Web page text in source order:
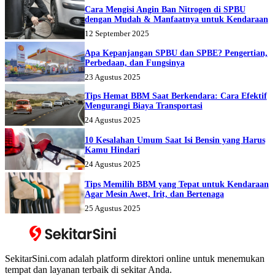
Cara Mengisi Angin Ban Nitrogen di SPBU
dengan Mudah & Manfaatnya untuk Kendaraan
12 September 2025
Apa Kepanjangan SPBU dan SPBE? Pengertian,
Perbedaan, dan Fungsinya
23 Agustus 2025
Tips Hemat BBM Saat Berkendara: Cara Efektif
Mengurangi Biaya Transportasi
24 Agustus 2025
10 Kesalahan Umum Saat Isi Bensin yang Harus
Kamu Hindari
24 Agustus 2025
Tips Memilih BBM yang Tepat untuk Kendaraan
Agar Mesin Awet, Irit, dan Bertenaga
25 Agustus 2025
SekitarSini.com adalah platform direktori online untuk menemukan
tempat dan layanan terbaik di sekitar Anda.